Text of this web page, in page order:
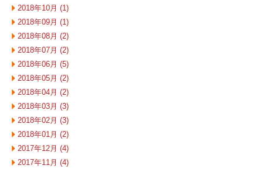
2018年10月 (1)
2018年09月 (1)
2018年08月 (2)
2018年07月 (2)
2018年06月 (5)
2018年05月 (2)
2018年04月 (2)
2018年03月 (3)
2018年02月 (3)
2018年01月 (2)
2017年12月 (4)
2017年11月 (4)